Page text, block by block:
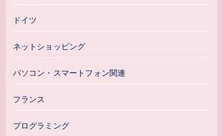
ドイツ
ネットショッピング
パソコン・スマートフォン関連
フランス
プログラミング